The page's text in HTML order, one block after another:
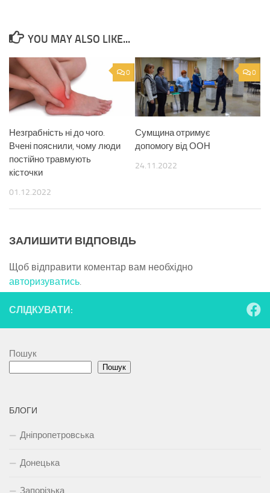
YOU MAY ALSO LIKE...
0
Незграбність ні до чого.
Вчені пояснили, чому люди
постійно травмують
кісточки
01.12.2022
0
Сумщина отримує
допомогу від ООН
24.11.2022
ЗАЛИШИТИ ВІДПОВІДЬ
Щоб відправити коментар вам необхідно
авторизуватись.
СЛІДКУВАТИ:
Пошук
Пошук
БЛОГИ
Дніпропетровська
Донецька
Запорізька